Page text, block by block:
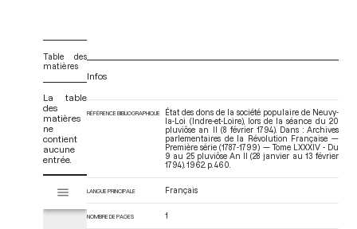
Table des
matières
La table
des
matières
ne
contient
aucune
entrée.
s
Tome LXXXIV - Du 9 au 25 pluviôse An II (28 janvier au 13 février 1794)
Infos
RÉFÉRENCE BIBLIOGRAPHIQUE
État des dons de la société populaire de Neuvy-
la-Loi (Indre-et-Loire), lors de la séance du 20
pluviôse an II (8 février 1794). Dans : Archives
parlementaires de la Révolution Française —
Première série (1787-1799) — Tome LXXXIV - Du
9 au 25 pluviôse An II (28 janvier au 13 février
1794) . 1962. p. 460.
LANGUE PRINCIPALE Français
NOMBRE DE PAGES 1